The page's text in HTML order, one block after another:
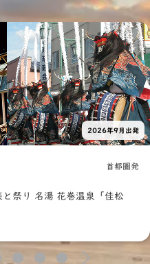
2026年9月出発
首都圏発
祭り 名湯 花巻温泉「佳松